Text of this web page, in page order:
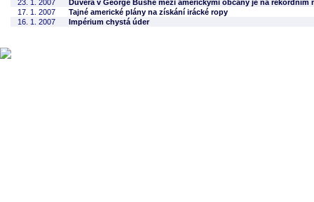
23. 1. 2007
Důvěra v George Bushe mezi americkými občany je na rekordním
17. 1. 2007
Tajné americké plány na získání irácké ropy
16. 1. 2007
Impérium chystá úder